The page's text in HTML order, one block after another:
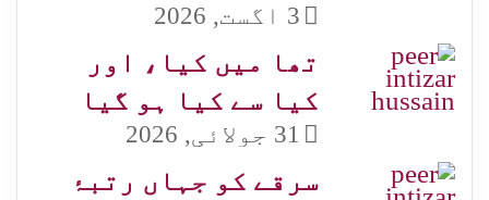
3 اگست, 2026
تھا میں کیا، اور
کیا سے کیا ہو گیا
31 جولائی, 2026
سرقے کو جہاں رتبۂ